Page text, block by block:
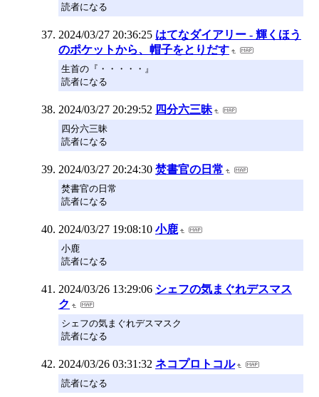
読者になる
2024/03/27 20:36:25 はてなダイアリー - 輝くほう
のポケットから、帽子をとりだす
生首の『・・・・・』
読者になる
2024/03/27 20:29:52 四分六三昧
四分六三昧
読者になる
2024/03/27 20:24:30 焚書官の日常
焚書官の日常
読者になる
2024/03/27 19:08:10 小鹿
小鹿
読者になる
2024/03/26 13:29:06 シェフの気まぐれデスマス
ク
シェフの気まぐれデスマスク
読者になる
2024/03/26 03:31:32 ネコプロトコル
読者になる